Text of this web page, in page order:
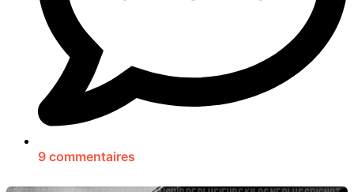
9 commentaires